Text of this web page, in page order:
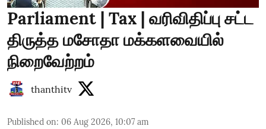
Parliament | Tax | வரிவிதிப்பு சட்ட
திருத்த மசோதா மக்களவையில்
நிறைவேற்றம்
thanthitv
Published on: 06 Aug 2026, 10:07 am